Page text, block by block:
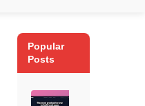
Popular
Posts